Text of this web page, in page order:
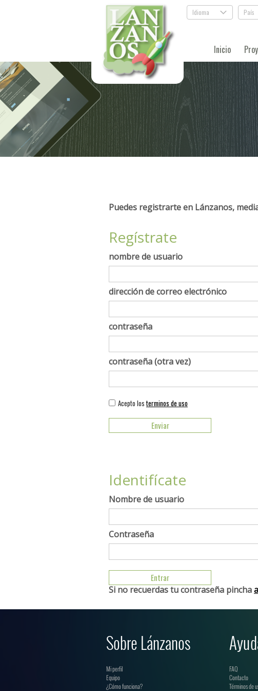
Idioma . País
Inicio
Puedes registrarte en Lánzanos,
Regístrate
nombre de usuario
dirección de correo electrónico
contraseña
contraseña (otra vez)
Acepto los terminos de uso
Identifícate
Nombre de usuario
Contraseña
Si no recuerdas tu contraseña pincha
Sobre Lánzanos
Mi perfil
Equipo
¿Cómo funciona?
FAQ
Contacto
Términos de